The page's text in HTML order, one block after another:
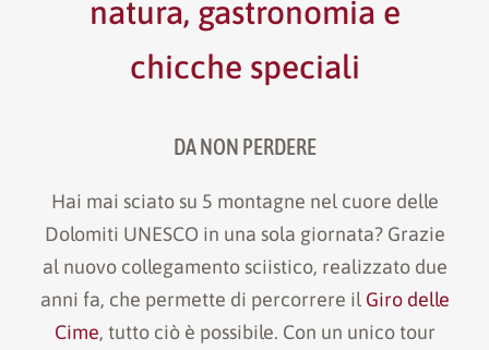
natura, gastronomia e
chicche speciali
DA NON PERDERE
Hai mai sciato su 5 montagne nel cuore delle
Dolomiti UNESCO in una sola giornata? Grazie
al nuovo collegamento sciistico, realizzato due
anni fa, che permette di percorrere il Giro delle
Cime, tutto ciò è possibile. Con un unico tour